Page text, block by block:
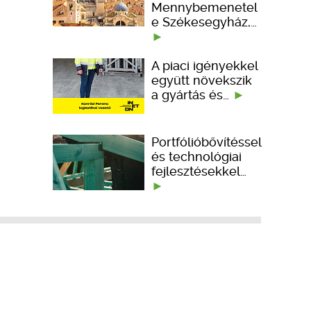
Mennybemenetel
e Székesegyház,…
A piaci igényekkel
együtt növekszik
a gyártás és…
Portfólióbővítéssel
és technológiai
fejlesztésekkel…